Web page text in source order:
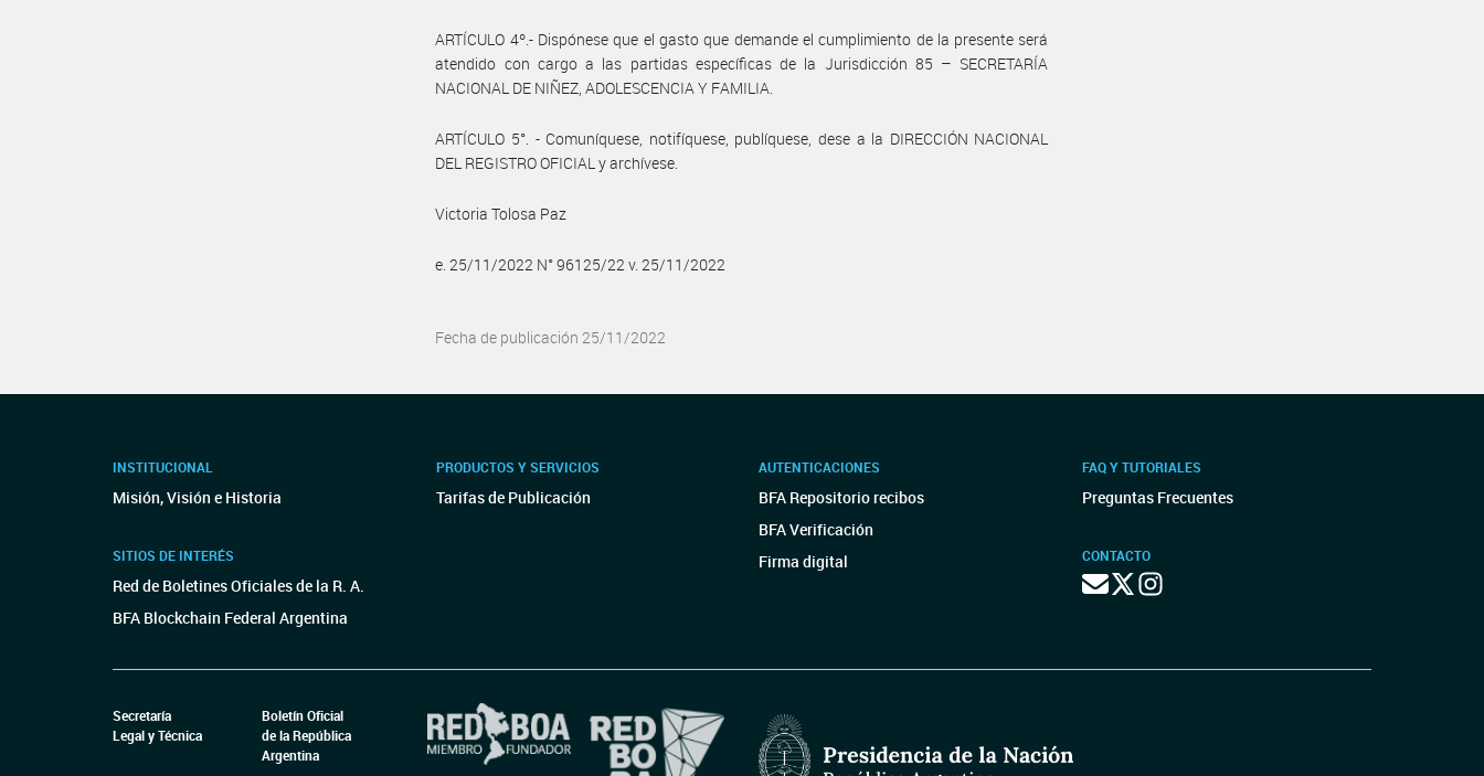
ARTÍCULO 4º.- Dispónese que el gasto que demande el cumplimiento de la presente será
atendido con cargo a las partidas específicas de la Jurisdicción 85 – SECRETARÍA
NACIONAL DE NIÑEZ, ADOLESCENCIA Y FAMILIA.
ARTÍCULO 5°. - Comuníquese, notifíquese, publíquese, dese a la DIRECCIÓN NACIONAL
DEL REGISTRO OFICIAL y archívese.
Victoria Tolosa Paz
e. 25/11/2022 N° 96125/22 v. 25/11/2022
Fecha de publicación 25/11/2022
INSTITUCIONAL
Misión, Visión e Historia
SITIOS DE INTERÉS
Red de Boletines Oficiales de la R. A.
BFA Blockchain Federal Argentina
PRODUCTOS Y SERVICIOS
Tarifas de Publicación
AUTENTICACIONES
BFA Repositorio recibos
BFA Verificación
Firma digital
FAQ Y TUTORIALES
Preguntas Frecuentes
CONTACTO
Secretaría
Legal y Técnica
Boletín Oficial
de la República
Argentina